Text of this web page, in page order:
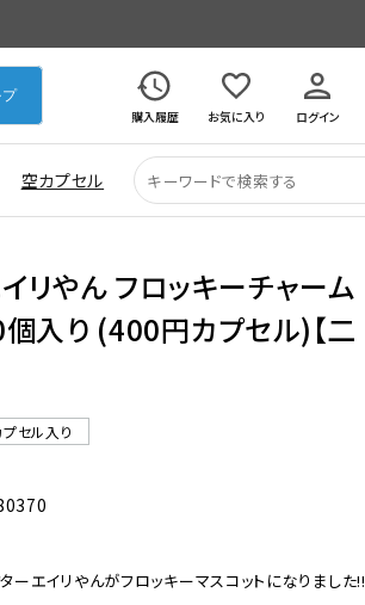
購入履歴
お気に入り ログイン
空カプセル
イリやん フロッキーチャーム
個入り (400円カプセル)【二
プセル入り
ーエイリやんがフロッキーマスコットになりました!!